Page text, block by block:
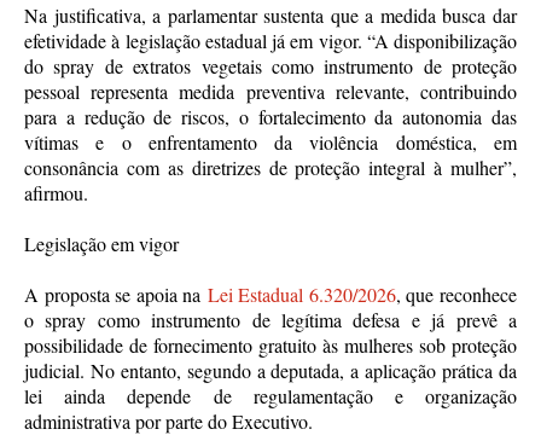
Na justificativa, a parlamentar sustenta que a medida busca dar
efetividade à legislação estadual já em vigor. “A disponibilização
do spray de extratos vegetais como instrumento de proteção
pessoal representa medida preventiva relevante, contribuindo
para a redução de riscos, o fortalecimento da autonomia das
vítimas e o enfrentamento da violência doméstica, em
consonância com as diretrizes de proteção integral à mulher”,
afirmou.
Legislação em vigor
A proposta se apoia na Lei Estadual 6.320/2026, que reconhece
o spray como instrumento de legítima defesa e já prevê a
possibilidade de fornecimento gratuito às mulheres sob proteção
judicial. No entanto, segundo a deputada, a aplicação prática da
lei ainda depende de regulamentação e organização
administrativa por parte do Executivo.